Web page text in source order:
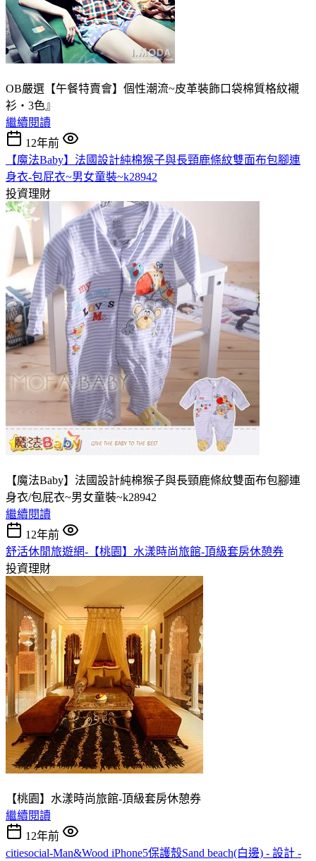
OB嚴選【午餐特賣會】個性潮流~皮革裝飾口袋棉質格紋襯
衫‧3色』
繼續閱讀
12年前
【魔法Baby】法國設計純棉猴子與長頸鹿條紋雙面布包腳連
身衣-包屁衣~男女童裝~k28942
投資理財
【魔法Baby】法國設計純棉猴子與長頸鹿條紋雙面布包腳連
身衣/包屁衣~男女童裝~k28942
繼續閱讀
12年前
舒活休閒旅遊網-【桃園】水漾時尚旅館-頂級套房休憩券
投資理財
【桃園】水漾時尚旅館-頂級套房休憩券
繼續閱讀
12年前
citiesocial-Man&Wood iPhone5保護殼Sand beach(白邊) - 設計 -